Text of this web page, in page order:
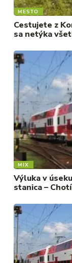
MESTO
Cestujete z
sa netýka
MIX
Výluka v
stanica –